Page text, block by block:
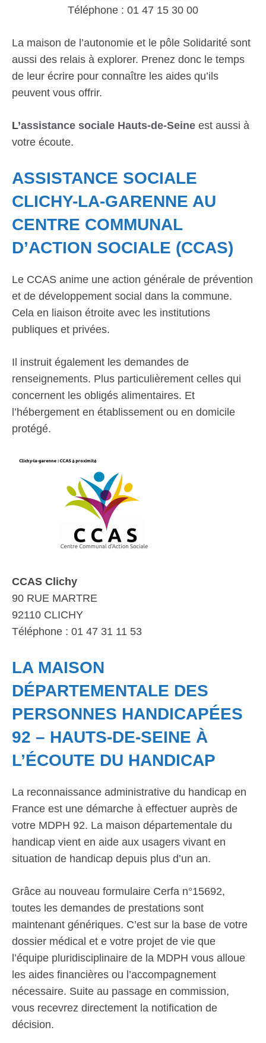
Téléphone : 01 47 15 30 00
La maison de l’autonomie et le pôle Solidarité sont
aussi des relais à explorer. Prenez donc le temps
de leur écrire pour connaître les aides qu’ils
peuvent vous offrir.
L’assistance sociale Hauts-de-Seine est aussi à
votre écoute.
ASSISTANCE SOCIALE
CLICHY-LA-GARENNE AU
CENTRE COMMUNAL
D’ACTION SOCIALE (CCAS)
Le CCAS anime une action générale de prévention
et de développement social dans la commune.
Cela en liaison étroite avec les institutions
publiques et privées.
Il instruit également les demandes de
renseignements. Plus particulièrement celles qui
concernent les obligés alimentaires. Et
l’hébergement en établissement ou en domicile
protégé.
CCAS Clichy
90 RUE MARTRE
92110 CLICHY
Téléphone : 01 47 31 11 53
LA MAISON
DÉPARTEMENTALE DES
PERSONNES HANDICAPÉES
92 – HAUTS-DE-SEINE À
L’ÉCOUTE DU HANDICAP
La reconnaissance administrative du handicap en
France est une démarche à effectuer auprès de
votre MDPH 92. La maison départementale du
handicap vient en aide aux usagers vivant en
situation de handicap depuis plus d’un an.
Grâce au nouveau formulaire Cerfa n°15692,
toutes les demandes de prestations sont
maintenant génériques. C’est sur la base de votre
dossier médical et e votre projet de vie que
l’équipe pluridisciplinaire de la MDPH vous alloue
les aides financières ou l’accompagnement
nécessaire. Suite au passage en commission,
vous recevrez directement la notification de
décision.